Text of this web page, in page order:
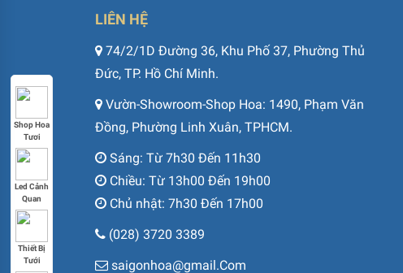
LIÊN HỆ
74/2/1D Đường 36, Khu Phố 37, Phường Thủ
Đức, TP. Hồ Chí Minh.
Vườn-Showroom-Shop Hoa: 1490, Phạm Văn
Đồng, Phường Linh Xuân, TPHCM.
Sáng: Từ 7h30 Đến 11h30
Chiều: Từ 13h00 Đến 19h00
Chủ nhật: 7h30 Đến 17h00
(028) 3720 3389
saigonhoa@gmail.Com
Shop Hoa
Tươi
Led Cảnh
Quan
Thiết Bị
Tưới